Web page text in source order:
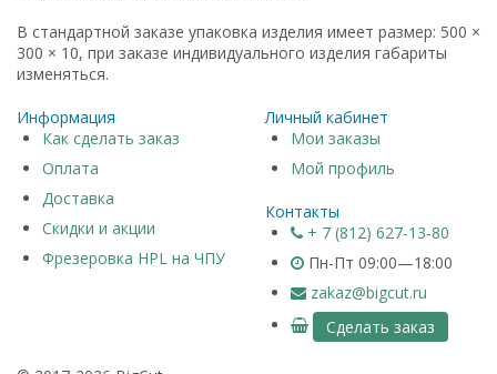
В стандартной заказе упаковка изделия имеет размер: 500 ×
300 × 10, при заказе индивидуального изделия габариты
изменяться.
Информация
Как сделать заказ
Оплата
Доставка
Скидки и акции
Фрезеровка HPL на ЧПУ
Личный кабинет
Мои заказы
Мой профиль
Контакты
+ 7 (812) 627-13-80
Пн-Пт 09:00—18:00
zakaz@bigcut.ru
Сделать заказ